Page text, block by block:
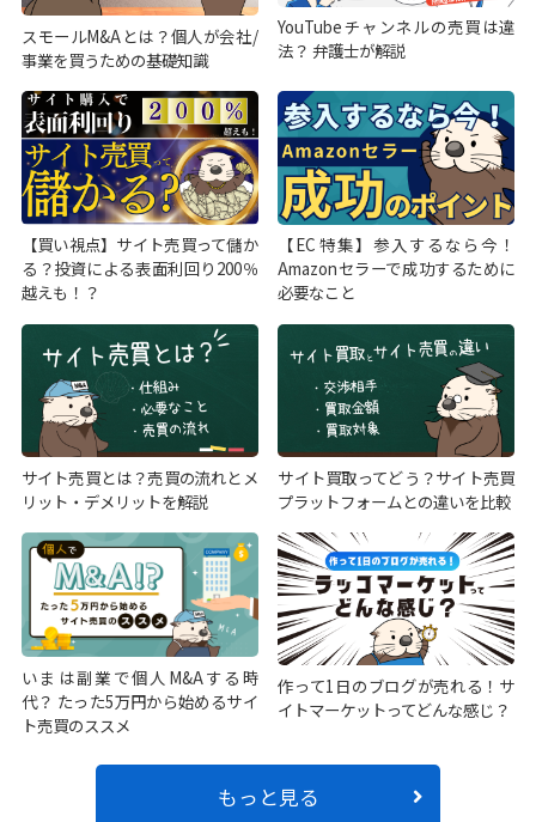
スモールM&Aとは？個人が会社/
事業を買うための基礎知識
YouTubeチャンネルの売買は違
法？ 弁護士が解説
【買い視点】サイト売買って儲か
る？投資による表面利回り200％
越えも！？
【EC特集】参入するなら今！
Amazonセラーで成功するために
必要なこと
サイト売買とは？売買の流れとメ
リット・デメリットを解説
サイト買取ってどう？サイト売買
プラットフォームとの違いを比較
いまは副業で個人M&Aする時
代？ たった5万円から始めるサイ
ト売買のススメ
作って1日のブログが売れる！サ
イトマーケットってどんな感じ？
もっと見る